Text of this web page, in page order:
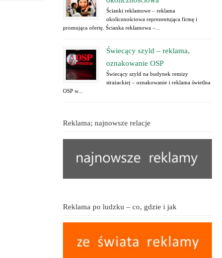
Ścianki reklamowe – reklama
okolicznościowa reprezentująca firmę i
promująca ofertę. Ścianka reklamowa –...
Świecący szyld – reklama,
oznakowanie OSP
Świecący szyld na budynek remizy
strażackiej – oznakowanie i reklama świetlna
OSP w...
Reklama; najnowsze relacje
Reklama po ludzku – co, gdzie i jak